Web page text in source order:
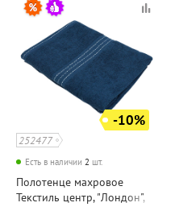
-10%
252477
Есть в наличии 2 шт.
Полотенце махровое
Текстиль центр, "Лондон",